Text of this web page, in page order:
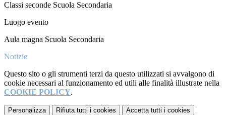
Classi seconde Scuola Secondaria
Luogo evento
Aula magna Scuola Secondaria
Notizie
Questo sito o gli strumenti terzi da questo utilizzati si avvalgono di
cookie necessari al funzionamento ed utili alle finalità illustrate nella
COOKIE POLICY.
Personalizza Rifiuta tutti i cookies Accetta tutti i cookies